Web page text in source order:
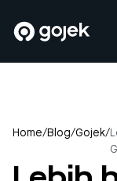
Home/Blog/Gojek/